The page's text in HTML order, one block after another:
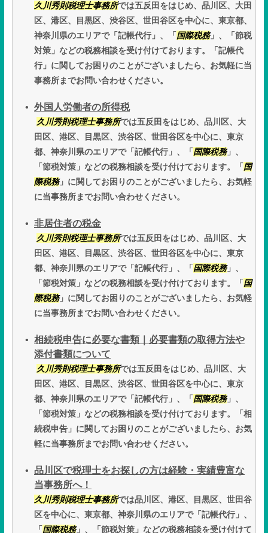
久川秀則税理士事務所では五反田をはじめ、品川区、大田
区、港区、目黒区、渋谷区、世田谷区を中心に、東京都、
神奈川県のエリアで「記帳代行」、「 国際税務」、「節税
対策」などの税務相談を受け付けております。「記帳代
行」に関してお困りのことがございましたら、お気軽に当
事務所までお問い合わせください。
外国人労働者の所得税
久川秀則税理士事務所では五反田をはじめ、品川区、大
田区、港区、目黒区、渋谷区、世田谷区を中心に、東京
都、神奈川県のエリアで「記帳代行」、「 国際税務」、
「節税対策」などの税務相談を受け付けております。「 国
際税務」に関してお困りのことがございましたら、お気軽
に当事務所までお問い合わせください。
非居住者の税金
久川秀則税理士事務所では五反田をはじめ、品川区、大
田区、港区、目黒区、渋谷区、世田谷区を中心に、東京
都、神奈川県のエリアで「記帳代行」、「 国際税務」、
「節税対策」などの税務相談を受け付けております。「 国
際税務」に関してお困りのことがございましたら、お気軽
に当事務所までお問い合わせください。
相続税申告に必要な書類｜必要書類の取得方法や
添付書類について
久川秀則税理士事務所では五反田をはじめ、品川区、大
田区、港区、目黒区、渋谷区、世田谷区を中心に、東京
都、神奈川県のエリアで「記帳代行」、「 国際税務」、
「節税対策」などの税務相談を受け付けております。「相
続税申告」に関してお困りのことがございましたら、お気
軽に当事務所までお問い合わせください。
品川区で税理士をお探しの方は経験・実績豊富な
当事務所へ！
久川秀則税理士事務所では品川区、港区、目黒区、世田谷
区を中心に、東京都、神奈川県のエリアで「記帳代行」、
「 国際税務」、「節税対策」などの税務相談を受け付けて